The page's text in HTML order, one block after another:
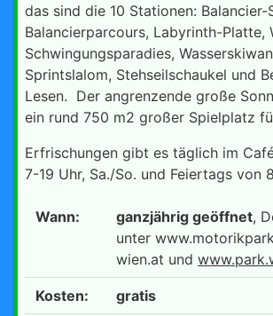
das sind die 10 Stationen: Balancier-
Balancierparcours, Labyrinth-Platte,
Schwingungsparadies,
Sprintslalom, Stehseilschaukel und
Lesen. Der angrenzende große
ein rund 750 m2 großer Spielplatz
Erfrischungen gibt es täglich im
7-19 Uhr, Sa./So. und Feiertags von
Wann: ganzjährig geöffnet,
unter
wien.at und
Kosten: gratis